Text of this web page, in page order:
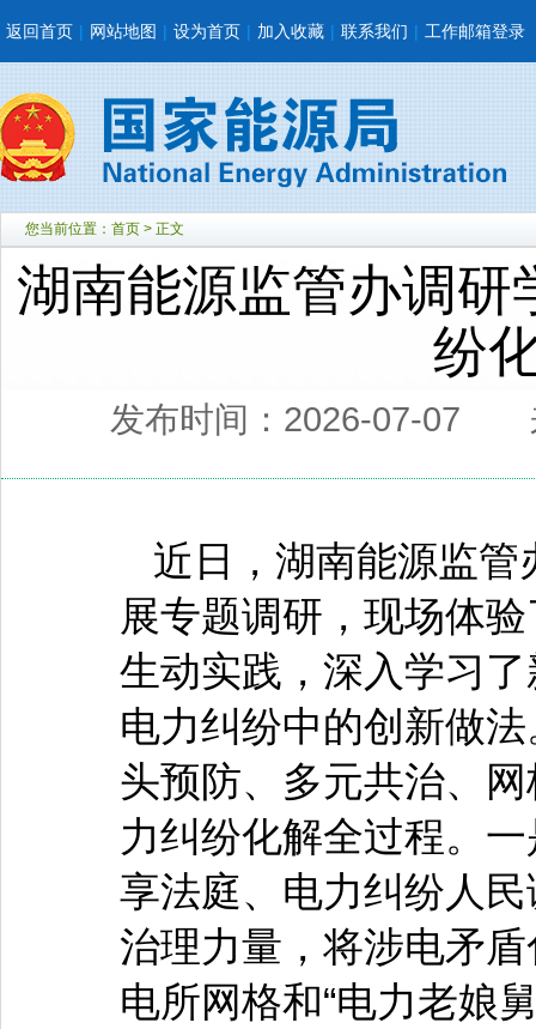
返回首页 | 网站地图 | 设为首页 | 加入收藏 | 联系我们 | 工作邮箱登录
您当前位置： 首页 > 正文
湖南能源监管办调研
纷
发布时间：2026-07-07
近日，湖南能源监
展专题调研，现场体
生动实践，深入学习
电力纠纷中的创新做
头预防、多元共治、
力纠纷化解全过程。
享法庭、电力纠纷人
治理力量，将涉电矛
电所网格和“电力老娘